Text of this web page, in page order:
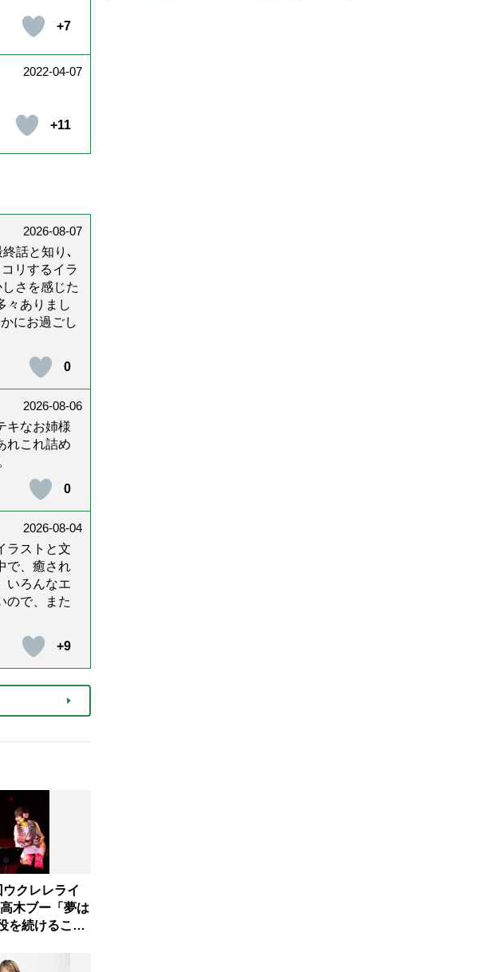
+7
2022-04-07
+11
2026-08-07
話と知り､
リするイラ
さを感じた
々ありまし
にお過ごし
0
2026-08-06
キなお姉様
れこれ詰め
0
2026-08-04
ラストと文
で、癒され
いろんなエ
ので、また
+9
クレレライ
木ブー「夢は
を続けるこ